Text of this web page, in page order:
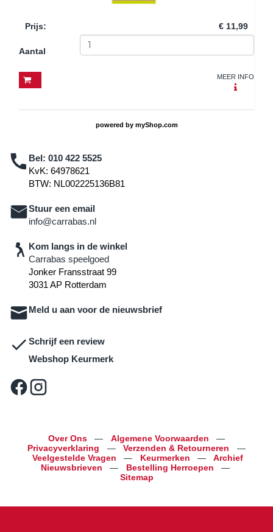
Prijs: € 11,99
Aantal
MEER INFO
powered by myShop.com
Bel: 010 422 5525
KvK: 64978621
BTW: NL002225136B81
Stuur een email
info@carrabas.nl
Kom langs in de winkel
Carrabas speelgoed
Jonker Fransstraat 99
3031 AP Rotterdam
Meld u aan voor de nieuwsbrief
Schrijf een review
Webshop Keurmerk
Over Ons — Algemene Voorwaarden
—
Privacyverklaring
— Verzenden & Retourneren
—
Veelgestelde Vragen
— Keurmerken —
Archief
Nieuwsbrieven
— Bestelling Herroepen
—
Sitemap